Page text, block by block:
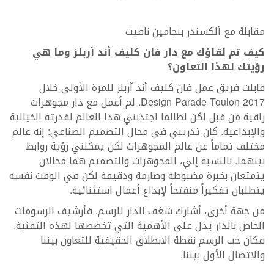
مقابلة مع ألكسندر بنجامين نافيت
كيف تم لقاؤك مع دار فان كليف أند آربلز وما هي
رؤيتك لهذا التعاون؟
قابلت فريق عمل فان كليف أند آربلز للمرة الأولى خلال
Design Parade Toulon 2017. لم أعمل مع دار مجوهرات
راقية من قبل لكن لطالما اجتذبني هذا العالم لقدرته الخيالية
والإبداعية. كان تدريبي في مجال التصميم الصناعي: إنه عالم
مختلف تماماً عن عالم المجوهرات لكن يمكنني رؤية روابط
بينهما. بالنسبة إلي، المجوهرات والتصميم هما مجالان
يتمتعان بخبرة مضبوطة وصارمة ودقيقة لكن في الوقت نفسه
يتطلبان تفكيراً منفتحاً لإبداع أعمال استثنائية.
من جهة أخرى، أشارك شغف الدار للرسم. فأرشيف الرسومات
الخاص بالدار يدل على الأهمية التي تخصصها لهذه التقنية.
فكان حب الرسم نقطة الانطلاق الحقيقية للتعاون بيننا
والاتصال الأول بيننا.